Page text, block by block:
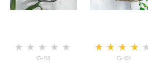
15-118 15-101